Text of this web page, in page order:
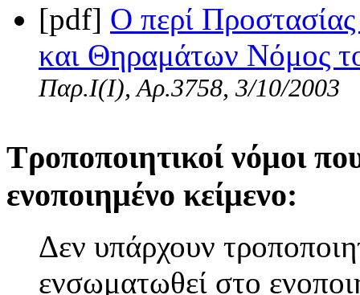
[pdf] Ο περί
και Θηραμάτων Νόμος
Παρ.Ι(I), Αρ.3758, 3/10/2003
Τροποποιητικοί νόμοι
ενοποιημένο κείμενο:
Δεν υπάρχουν
ενσωματωθεί στο